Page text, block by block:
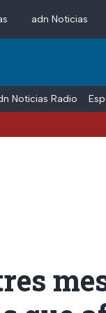
adn Noticias
Noticias Radio